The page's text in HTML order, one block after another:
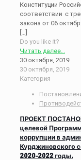
Конституции
соответствии с
закона от 06
[…]
Do you like it?
Читать далее...
30 октября, 2019
30 октября, 2019
Категория
ПРОЕКТ
целевой
коррупции в
Курджиновского
2020-2022 годы.